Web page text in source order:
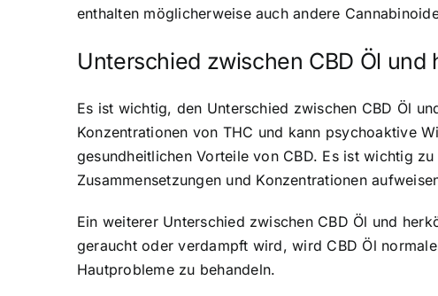
enthalten möglicherweise auch andere
Unterschied zwischen CBD Öl und
Es ist wichtig, den Unterschied zwischen CBD Öl
Konzentrationen von THC und kann psychoaktive
gesundheitlichen Vorteile von CBD. Es ist wichtig
Zusammensetzungen und Konzentrationen
Ein weiterer Unterschied zwischen CBD Öl und
geraucht oder verdampft wird, wird CBD Öl
Hautprobleme zu behandeln.